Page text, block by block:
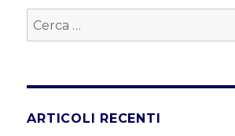
Cerca:
ARTICOLI RECENTI